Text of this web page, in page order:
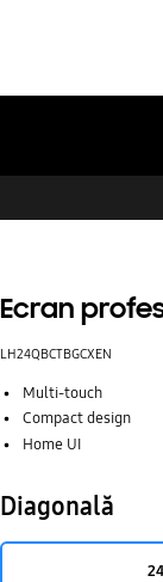
Ecran
LH24QBCTBGCXEN
Multi-touch
Compact design
Home UI
Diagonală